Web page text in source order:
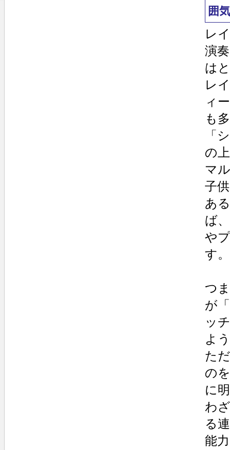
囲
レ
演
は
レ
ィ
も
「
の
マ
子
あ
ば
や
す。
つ
が
ッ
よ
た
の
に
わ
る
能